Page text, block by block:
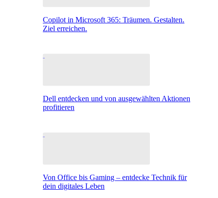
Copilot in Microsoft 365: Träumen. Gestalten.
Ziel erreichen.
Dell entdecken und von ausgewählten Aktionen
profitieren
Von Office bis Gaming – entdecke Technik für
dein digitales Leben